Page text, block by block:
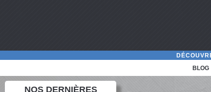
BLOG
NOS DERNIÈRES